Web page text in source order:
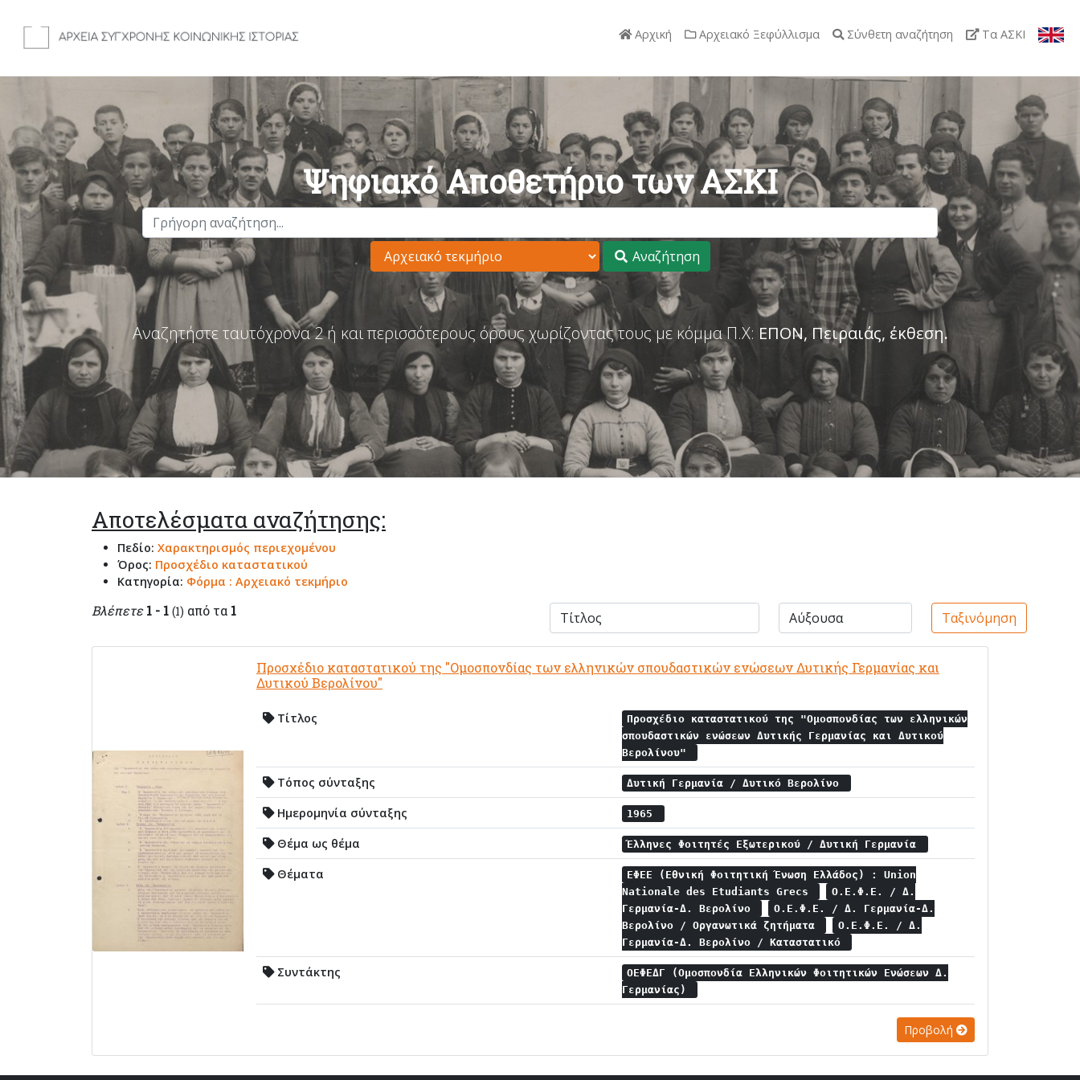
Αρχική Αρχειακό Ξεφύλλισμα Σύνθετη αναζήτηση Τα ΑΣΚΙ
Ψηφιακό Αποθετήριο των ΑΣΚΙ
Αναζήτηση
Αναζητήστε ταυτόχρονα 2 ή και περισσότερους όρους χωρίζοντας τους με κόμμα Π.Χ: ΕΠΟΝ, Πειραιάς, έκθεση.
Αποτελέσματα αναζήτησης:
Πεδίο: Χαρακτηρισμός περιεχομένου
Όρος: Προσχέδιο καταστατικού
Κατηγορία: Φόρμα : Αρχειακό τεκμήριο
Βλέπετε 1 - 1 (1) από τα 1 Ταξινόμηση
Προσχέδιο καταστατικού της "Ομοσπονδίας των ελληνικών σπουδαστικών ενώσεων Δυτικής Γερμανίας και
Δυτικού Βερολίνου"
Τίτλος
Προσχέδιο καταστατικού της "Ομοσπονδίας των ελληνικών
σπουδαστικών ενώσεων Δυτικής Γερμανίας και Δυτικού
Βερολίνου"
Τόπος σύνταξης Δυτική Γερμανία / Δυτικό Βερολίνο
Ημερομηνία σύνταξης 1965
Θέμα ως θέμα Έλληνες Φοιτητές Εξωτερικού / Δυτική Γερμανία
Θέματα
ΕΦΕΕ (Εθνική Φοιτητική Ένωση Ελλάδος) : Union
Nationale des Etudiants Grecs
Ο.Ε.Φ.Ε. / Δ.
Γερμανία-Δ. Βερολίνο
Ο.Ε.Φ.Ε. / Δ. Γερμανία-Δ.
Βερολίνο / Οργανωτικά ζητήματα
Ο.Ε.Φ.Ε. / Δ.
Γερμανία-Δ. Βερολίνο / Καταστατικό
Συντάκτης
ΟΕΦΕΔΓ (Ομοσπονδία Ελληνικών Φοιτητικών Ενώσεων Δ.
Γερμανίας)
Προβολή